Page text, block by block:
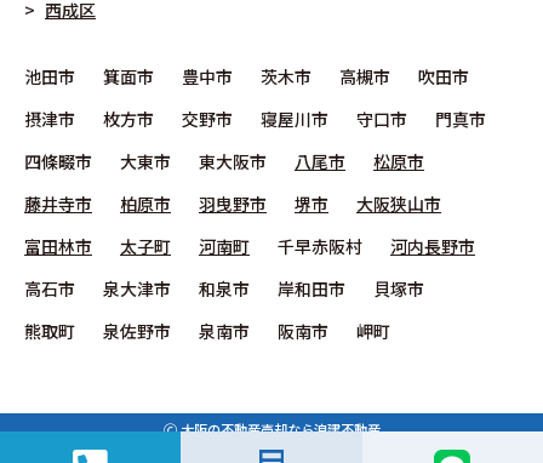
西成区
池田市 箕面市 豊中市 茨木市 高槻市
吹田市
摂津市
枚方市 交野市 寝屋川市 守口市
門真市
四條畷市
大東市 東大阪市 八尾市
松原市
藤井寺市
柏原市 羽曳野市 堺市
大阪狭山市
富田林市
太子町 河南町 千早赤阪村
河内長野市
高石市
泉大津市 和泉市 岸和田市
貝塚市
熊取町
泉佐野市 泉南市 阪南市 岬町
🄫大阪の不動産売却なら浪建不動産